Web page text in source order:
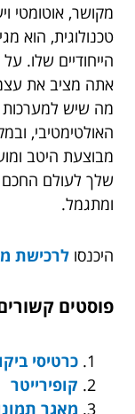
מקושר, אוטומטי
טכנולוגית, הוא
הייחודיים שלו.
אתה מציב את
מה שיש
האולטימטיבי,
מבוצעת היטב
שלך לעולם
ומתגמל.
היכנסו לרכישת
פוסטים
כרטיסי
קופירייטר
מאגר